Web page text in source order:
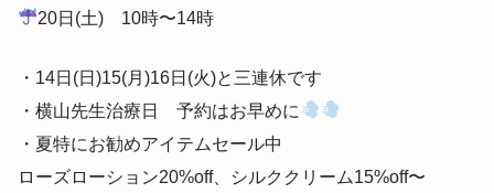
20日(土) 10時〜14時
・14日(日)15(月)16日(火)と三連休です
・横山先生治療日 予約はお早めに
・夏特にお勧めアイテムセール中
ローズローション20%off、シルククリーム15%off〜